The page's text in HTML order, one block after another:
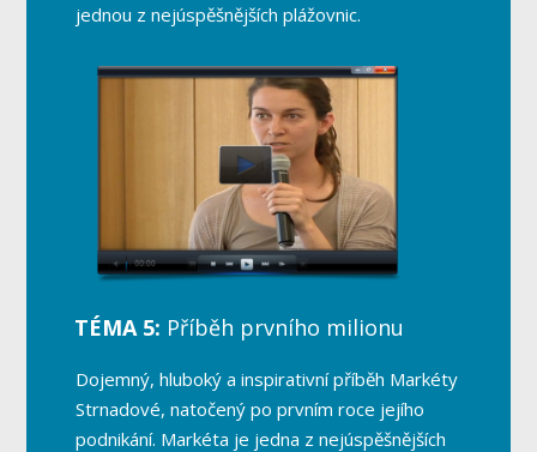
jednou z nejúspěšnějších plážovnic.
TÉMA 5: Příběh prvního milionu
Dojemný, hluboký a inspirativní příběh Markéty
Strnadové, natočený po prvním roce jejího
podnikání. Markéta je jedna z nejúspěšnějších